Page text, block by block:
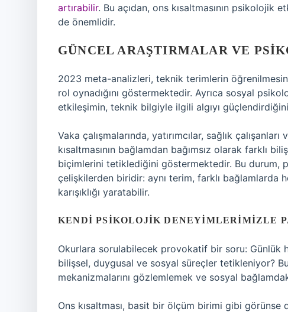
artırabilir. Bu açıdan, ons kısaltmasının
de önemlidir.
GÜNCEL ARAŞTIRMALAR VE
2023 meta-analizleri, teknik terimlerin
rol oynadığını göstermektedir. Ayrıca sosyal
etkileşimin, teknik bilgiyle ilgili algıyı
Vaka çalışmalarında, yatırımcılar, sağlık
kısaltmasının bağlamdan bağımsız olarak farklı
biçimlerini tetiklediğini göstermektedir. Bu durum,
çelişkilerden biridir: aynı terim, farklı bağlamlarda
karışıklığı yaratabilir.
KENDI PSIKOLOJIK DENEYIMLERIMIZLE
Okurlara sorulabilecek provokatif bir soru: Günlük
bilişsel, duygusal ve sosyal süreçler tetikleniyor?
mekanizmalarını gözlemlemek ve sosyal
Ons kısaltması, basit bir ölçüm birimi gibi